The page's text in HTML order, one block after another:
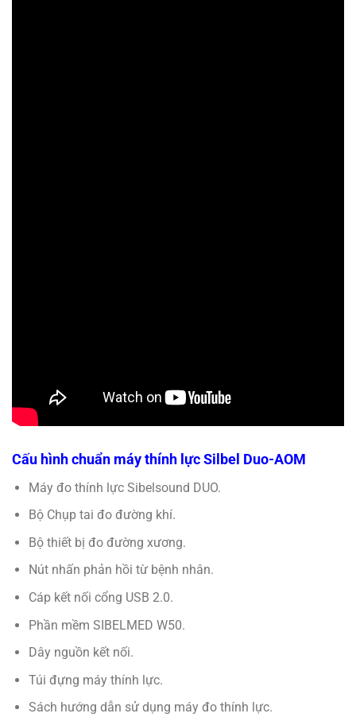
Cấu hình chuẩn máy thính lực Silbel Duo-AOM
Máy đo thính lực Sibelsound DUO.
Bộ Chụp tai đo đường khí.
Bộ thiết bị đo đường xương.
Nút nhấn phản hồi từ bệnh nhân.
Cáp kết nối cổng USB 2.0.
Phần mềm SIBELMED W50.
Dây nguồn kết nối.
Túi đựng máy thính lực.
Sách hướng dẫn sử dụng máy đo thính lực.